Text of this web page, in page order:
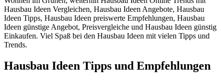
Hausbau Ideen Vergleichen, Hausbau Ideen Angebote, Hausbau
Ideen Tipps, Hausbau Ideen preiswerte Empfehlungen, Hausbau
Ideen günstige Angebot, Preisvergleiche und Hausbau Ideen günstig
Einkaufen. Viel Spaß bei den Hausbau Ideen mit vielen Tipps und
Trends.
Hausbau Ideen Tipps und Empfehlungen